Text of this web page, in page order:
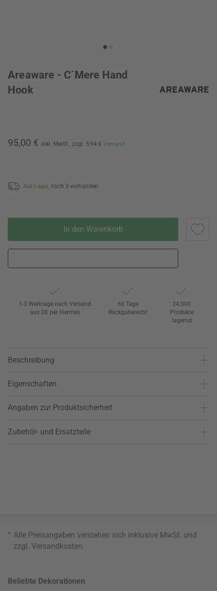
Areaware - C´Mere Hand
Hook
95,00 € inkl. MwSt., zzgl. 5,94 € Versand
Auf Lager, noch 3 vorhanden
In den Warenkorb
1-3 Werktage nach Versand
aus DE per Hermes
60 Tage
Rückgaberecht
24.000
Produkte
lagernd
Beschreibung
Eigenschaften
Angaben zur Produktsicherheit
Zubehör- und Ersatzteile
* Alle Preisangaben verstehen sich inklusive MwSt. und
zzgl. Versandkosten
Beliebte Dekorationen